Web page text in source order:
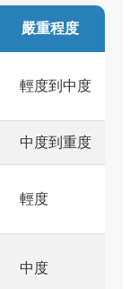
嚴重程度
輕度到中度
中度到重度
輕度
中度